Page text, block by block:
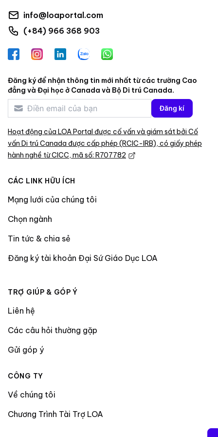
info@loaportal.com
(+84) 966 368 903
FacebookInstagramLinkedInZalo WhatsApp
Đăng ký để nhận thông tin mới nhất từ các trường Cao
đẳng và Đại học ở Canada và Bộ Di trú Canada.
Đăng kí
Hoạt động của LOA Portal được cố vấn và giám sát bởi Cố
vấn Di trú Canada được cấp phép (RCIC-IRB), có giấy phép
hành nghề từ CICC, mã số: R707782
CÁC LINK HỮU ÍCH
Mạng lưới của chúng tôi
Chọn ngành
Tin tức & chia sẻ
Đăng ký tài khoản Đại Sứ Giáo Dục LOA
TRỢ GIÚP & GÓP Ý
Liên hệ
Các câu hỏi thường gặp
Gửi góp ý
CÔNG TY
Về chúng tôi
Chương Trình Tài Trợ LOA